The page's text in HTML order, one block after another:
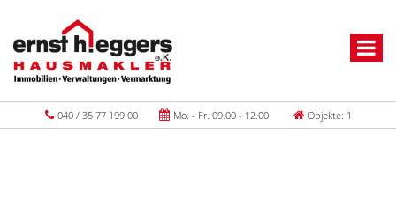
040 / 35 77 199 00 Mo. - Fr. 09.00 - 12.00 Objekte: 1